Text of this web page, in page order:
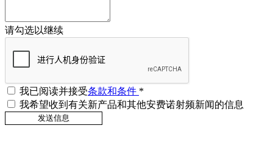
请勾选以继续
我已阅读并接受条款和条件 *
我希望收到有关新产品和其他安费诺射频新闻的信息